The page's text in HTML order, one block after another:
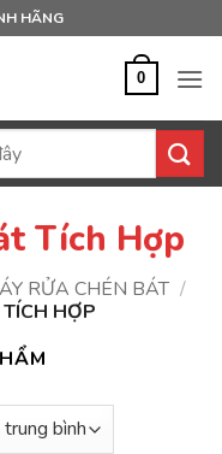
HÃNG
0
Tích Hợp
RỬA CHÉN BÁT /
HỢP